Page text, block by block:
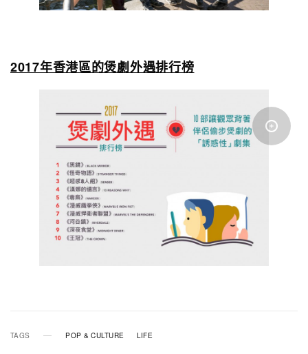
2017年香港區的煲劇外遇排行榜
TAGS POP & CULTURE LIFE